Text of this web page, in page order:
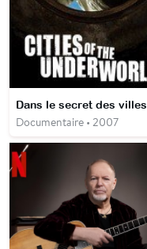
Dans le secret des villes
Documentaire • 2007